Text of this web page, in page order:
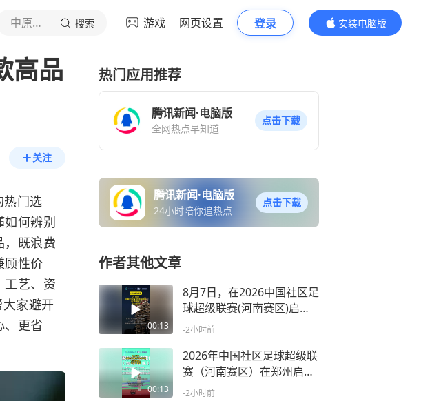
中原融媒 搜索 游戏 网页设置 登录
安装电脑版
内容更精彩
高品
关注
热门选
如何辨别
，既浪费
顾性价
工艺、资
家避开
、更省
热门应用推荐
腾讯新闻·电脑版
全网热点早知道
点击下载
腾讯新闻·电脑版
24小时陪你追热点
点击下载
作者其他文章
00:13
8月7日，在2026中国社区足
球超级联赛(河南赛区)启动
仪式上，轩辕舞龙总会的
人《中原开球》等节目精彩
亮相！
-2小时前
00:13
2026年中国社区足球超级联
赛（河南赛区）在郑州启
动，助力新时代文明社区、
-2小时前